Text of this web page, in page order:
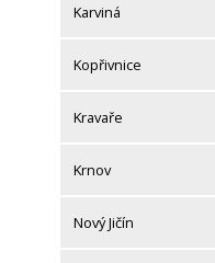
Karviná
Kopřivnice
Kravaře
Krnov
Nový Jičín